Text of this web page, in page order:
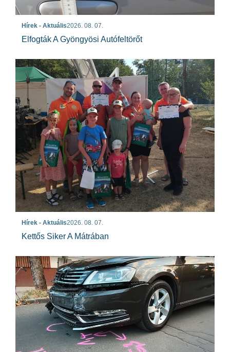
Hírek - Aktuális2026. 08. 07.
Elfogták A Gyöngyösi Autófeltörőt
Hírek - Aktuális2026. 08. 07.
Kettős Siker A Mátrában